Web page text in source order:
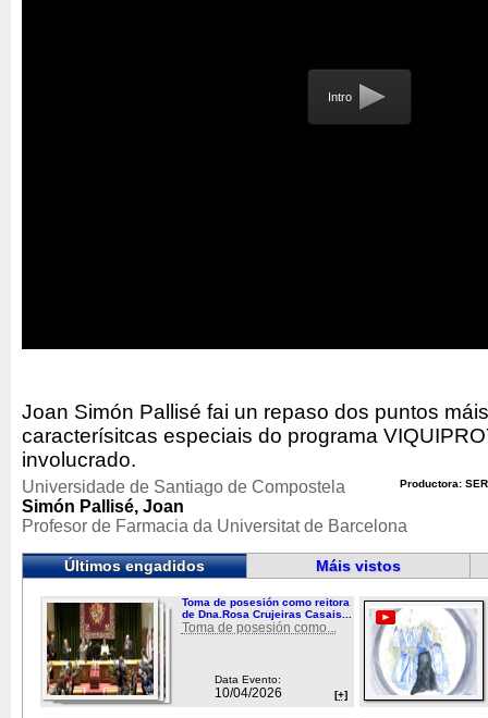
Intro
Joan Simón Pallisé fai un repaso dos puntos
caracterísitcas especiais do programa
involucrado.
Productora:
Universidade de Santiago de Compostela
Simón Pallisé, Joan
Profesor de Farmacia da Universitat de Barcelona
Últimos engadidos Máis vistos
Toma de posesión como reitora
de Dna.Rosa Crujeiras Casais...
Toma de posesión como...
Data Evento:
10/04/2026 [+]